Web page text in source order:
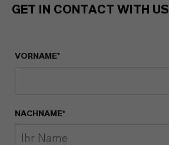
GET IN CONTACT WITH US
VORNAME*
NACHNAME*